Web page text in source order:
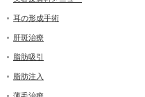
耳の形成手術
肝斑治療
脂肪吸引
脂肪注入